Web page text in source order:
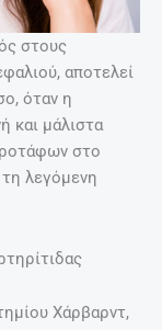
στους
αποτελεί
όταν η
και μάλιστα
στο
τη λεγόμενη
Χάρβαρντ,